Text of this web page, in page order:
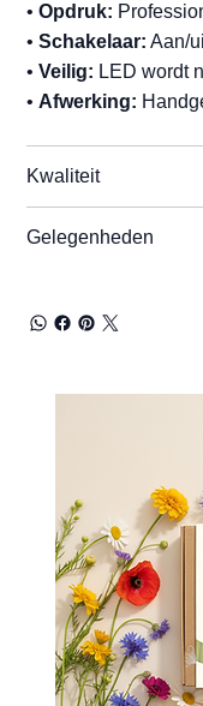
•Opdruk:
•Schakelaar: Aan/
•Veilig: LED wordt
•Afwerking:
Kwaliteit
Gelegenheden